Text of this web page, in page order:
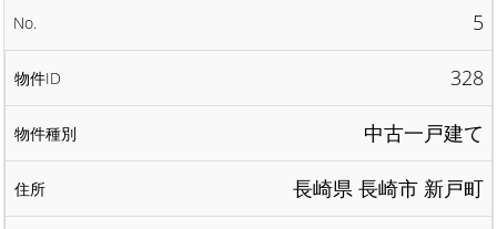
5
328
中古一戸建て
長崎県 長崎市 新戸町